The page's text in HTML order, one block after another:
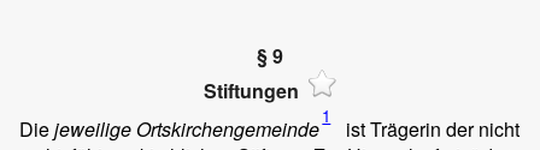
§ 9
Stiftungen
Diejeweilige Ortskirchengemeinde1
ist Trägerin der nicht